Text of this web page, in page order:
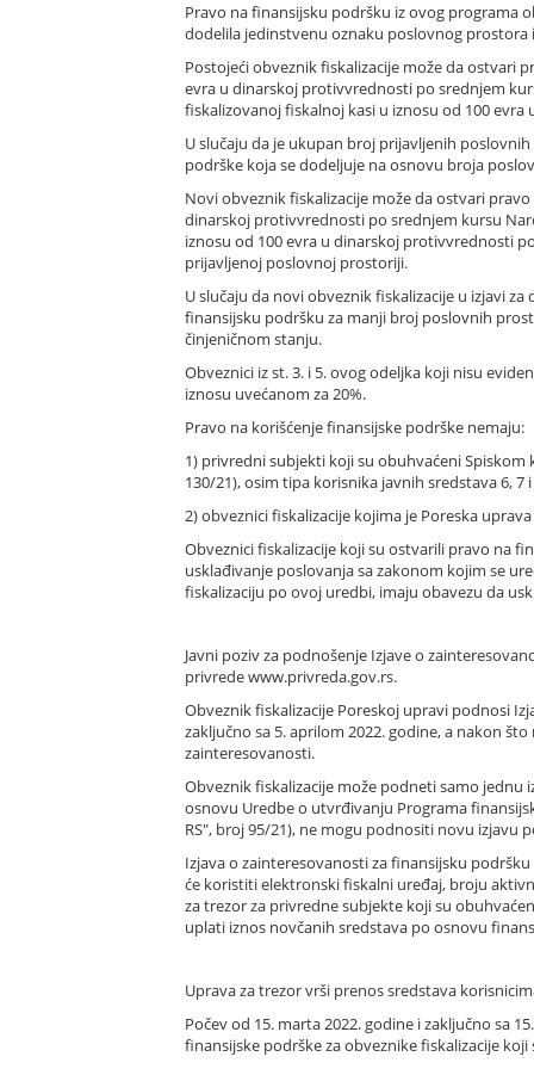
Pravo na finansijsku podršku iz ovog programa
dodelila jedinstvenu oznaku poslovnog
Postojeći obveznik fiskalizacije može da
evra u dinarskoj protivvrednosti po srednjem
fiskalizovanoj fiskalnoj kasi u iznosu od 100
U slučaju da je ukupan broj prijavljenih
podrške koja se dodeljuje na osnovu broja
Novi obveznik fiskalizacije može da ostvari
dinarskoj protivvrednosti po srednjem kursu
iznosu od 100 evra u dinarskoj protivvrednosti
prijavljenoj poslovnoj prostoriji.
U slučaju da novi obveznik fiskalizacije u izjavi
finansijsku podršku za manji broj poslovnih
činjeničnom stanju.
Obveznici iz st. 3. i 5. ovog odeljka koji nisu
iznosu uvećanom za 20%.
Pravo na korišćenje finansijske podrške nemaju:
1) privredni subjekti koji su obuhvaćeni
130/21), osim tipa korisnika javnih sredstava 6, 7 i
2) obveznici fiskalizacije kojima je Poreska
Obveznici fiskalizacije koji su ostvarili pravo na
usklađivanje poslovanja sa zakonom kojim se
fiskalizaciju po ovoj uredbi, imaju obavezu da
Javni poziv za podnošenje Izjave o
privrede www.privreda.gov.rs.
Obveznik fiskalizacije Poreskoj upravi podnosi
zaključno sa 5. aprilom 2022. godine, a nakon
zainteresovanosti.
Obveznik fiskalizacije može podneti samo jednu
osnovu Uredbe o utvrđivanju Programa
RS", broj 95/21), ne mogu podnositi novu izjavu
Izjava o zainteresovanosti za finansijsku
će koristiti elektronski fiskalni uređaj, broju
za trezor za privredne subjekte koji su
uplati iznos novčanih sredstava po osnovu
Uprava za trezor vrši prenos sredstava
Počev od 15. marta 2022. godine i zaključno sa
finansijske podrške za obveznike fiskalizacije